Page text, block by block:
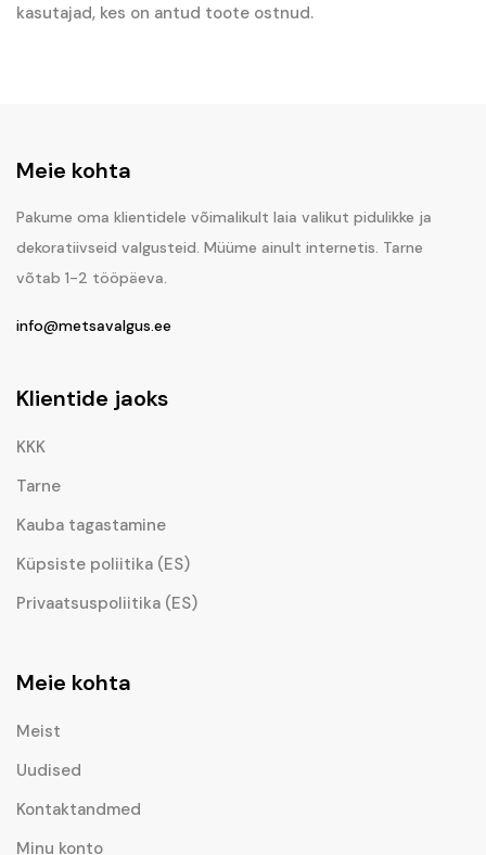
kasutajad, kes on antud toote ostnud.
Meie kohta
Pakume oma klientidele võimalikult laia valikut pidulikke ja
dekoratiivseid valgusteid. Müüme ainult internetis. Tarne
võtab 1-2 tööpäeva.
info@metsavalgus.ee
Klientide jaoks
KKK
Tarne
Kauba tagastamine
Küpsiste poliitika (ES)
Privaatsuspoliitika (ES)
Meie kohta
Meist
Uudised
Kontaktandmed
Minu konto